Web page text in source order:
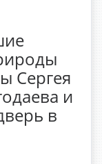
Сергея
и
в